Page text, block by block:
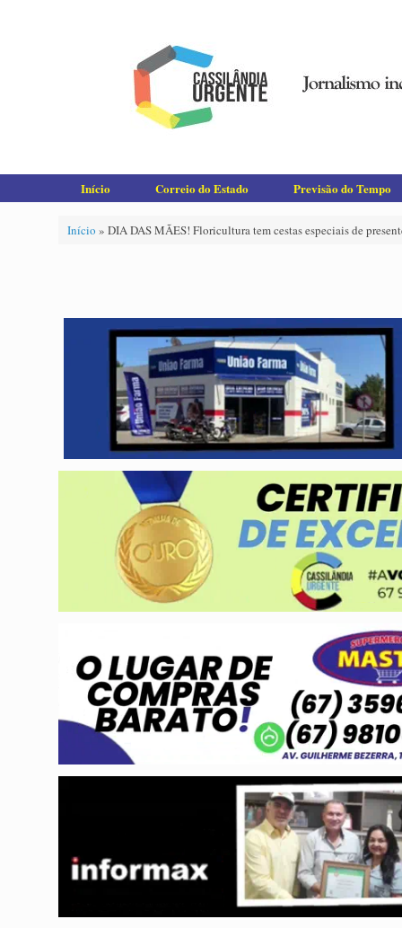
Início Correio do Estado Previsão do Tempo
Início » DIA DAS MÃES! Floricultura tem cestas especiais de